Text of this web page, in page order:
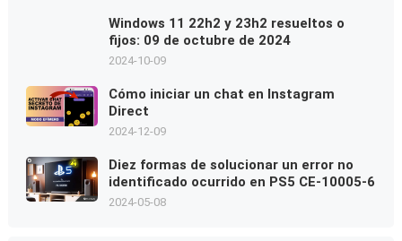
Windows 11 22h2 y 23h2 resueltos o
fijos: 09 de octubre de 2024
2024-10-09
Cómo iniciar un chat en Instagram
Direct
2024-12-09
Diez formas de solucionar un error no
identificado ocurrido en PS5 CE-10005-6
2024-05-08